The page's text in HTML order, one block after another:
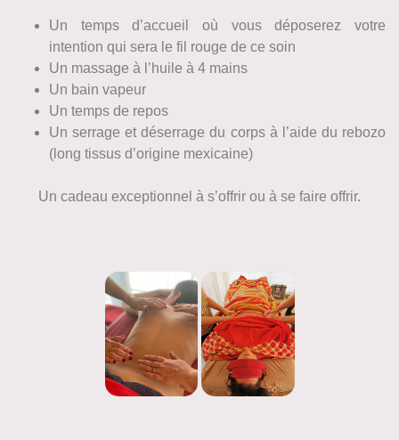
Un temps d’accueil où vous déposerez votre
intention qui sera le fil rouge de ce soin
Un massage à l’huile à 4 mains
Un bain vapeur
Un temps de repos
Un serrage et déserrage du corps à l’aide du rebozo
(long tissus d’origine mexicaine)
Un cadeau exceptionnel à s’offrir ou à se faire offrir.